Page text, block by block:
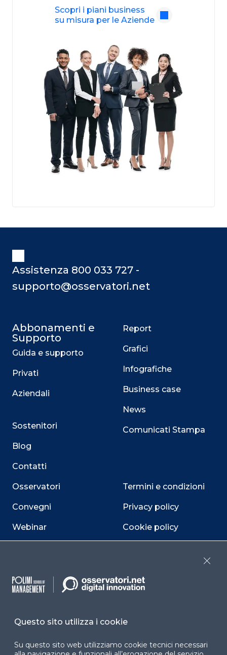
Scopri i piani business
su misura per le Aziende
Assistenza 800 033 727 -
supporto@osservatori.net
Abbonamenti e
Supporto
Guida e supporto
Privati
Aziendali
Sostenitori
Blog
Contatti
Osservatori
Convegni
Webinar
Report
Grafici
Infografiche
Business case
News
Comunicati Stampa
Termini e condizioni
Privacy policy
Cookie policy
accessibilità
Questo sito utilizza i cookie
Su questo sito web utilizziamo cookie tecnici necessari